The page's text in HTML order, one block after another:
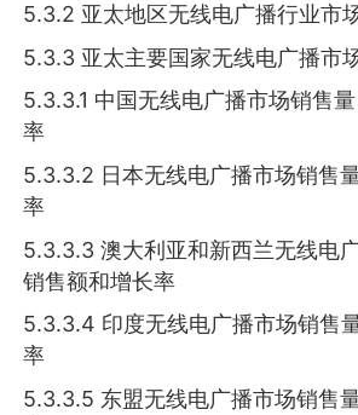
5.3.2 亚太地区无线电广播行业市
5.3.3 亚太主要国家无线电广播市
5.3.3.1 中国无线电广播市场销售
率
5.3.3.2 日本无线电广播市场销售
率
5.3.3.3 澳大利亚和新西兰无线电
销售额和增长率
5.3.3.4 印度无线电广播市场销售
率
5.3.3.5 东盟无线电广播市场销售